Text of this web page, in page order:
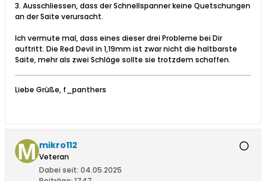
3. Ausschliessen, dass der Schnellspanner keine Quetschungen
an der Saite verursacht.
Ich vermute mal, dass eines dieser drei Probleme bei Dir
auftritt. Die Red Devil in 1,19mm ist zwar nicht die haltbarste
Saite, mehr als zwei Schläge sollte sie trotzdem schaffen.
Liebe Grüße, f_panthers
mikro112
Veteran
Dabei seit: 04.05.2025